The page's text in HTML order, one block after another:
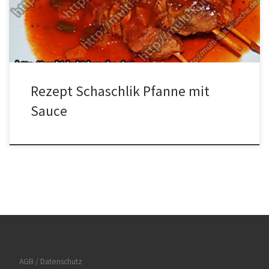
Pfanne mit Sauce Das Fleisch und das Gemüse in Spieß gerechte
Stücke schneiden […]
Rezept Schaschlik Pfanne mit
Sauce
AGB / Datenschutz